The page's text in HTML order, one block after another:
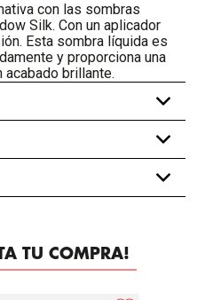
con las sombras
Silk. Con un aplicador
Esta sombra líquida es
y proporciona una
acabado brillante.
+
+
+
TU COMPRA!